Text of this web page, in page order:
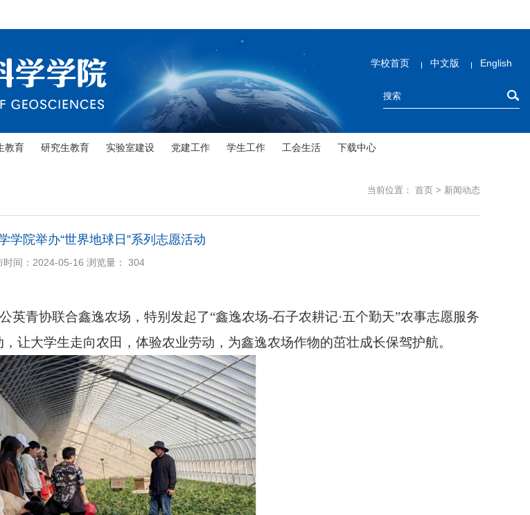
学校首页 中文版 English
教育 研究生教育 实验室建设 党建工作 学生工作 工会生活 下载中心
当前位置： 首页 > 新闻动态
学院举办“世界地球日”系列志愿活动
时间：2024-05-16 浏览量： 304
英青协联合鑫逸农场，特别发起了“鑫逸农场-石子农耕记·五个勤天”农事志愿服务
让大学生走向农田，体验农业劳动，为鑫逸农场作物的茁壮成长保驾护航。